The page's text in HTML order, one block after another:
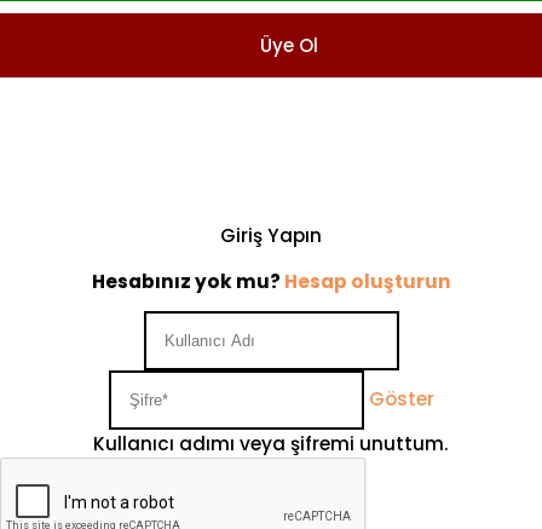
Üye Ol
Giriş Yapın
Hesabınız yok mu? Hesap oluşturun
Göster
Kullanıcı adımı veya şifremi unuttum.